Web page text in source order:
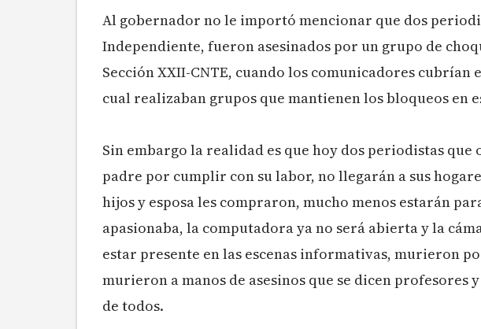
Al gobernador no le importó mencionar que dos
Independiente, fueron asesinados por un grupo de
Sección XXII-CNTE, cuando los comunicadores cubrían
cual realizaban grupos que mantienen los bloqueos en
Sin embargo la realidad es que hoy dos periodistas
padre por cumplir con su labor, no llegarán a sus
hijos y esposa les compraron, mucho menos estarán
apasionaba, la computadora ya no será abierta y la
estar presente en las escenas informativas, murieron
murieron a manos de asesinos que se dicen profesores
de todos.